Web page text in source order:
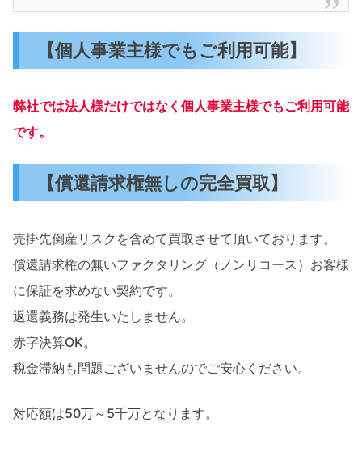
【個人事業主様でもご利用可能】
弊社では法人様だけではなく個人事業主様でもご利用可能
です。
【償還請求権無しの完全買取】
売掛先倒産リスクを含めて買取させて頂いております。
償還請求権の無いファクタリング（ノンリコース）お客様
に保証を求めない契約です。
返還義務は発生いたしません。
赤字決算OK。
税金滞納も問題ございませんのでご安心ください。
対応額は50万～5千万となります。